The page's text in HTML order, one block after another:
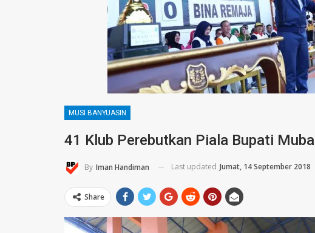
MUSI BANYUASIN
41 Klub Perebutkan Piala Bupati Muba
By Iman Handiman Last updated Jumat, 14 September 2018
Share